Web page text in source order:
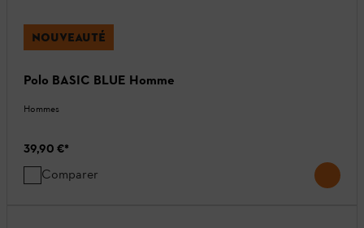
NOUVEAUTÉ
Polo BASIC BLUE Homme
Hommes
39,90 €*
Comparer